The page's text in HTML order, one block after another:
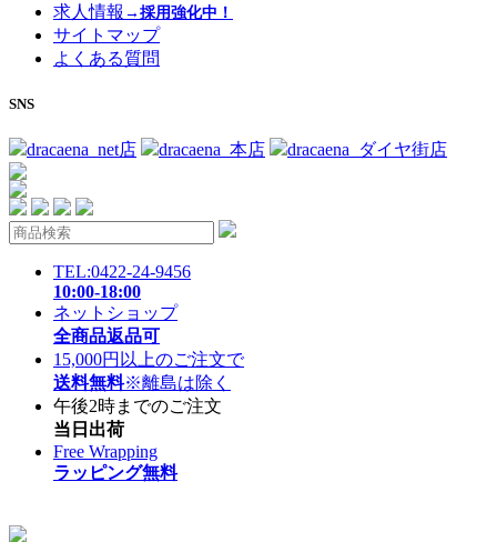
求人情報 →採用強化中！
サイトマップ
よくある質問
SNS
dracaena_net店 dracaena_本店 dracaena_ダイヤ街店
TEL:0422-24-9456
10:00-18:00
ネットショップ
全商品返品可
15,000円以上のご注文で
送料無料※離島は除く
午後2時までのご注文
当日出荷
Free Wrapping
ラッピング無料